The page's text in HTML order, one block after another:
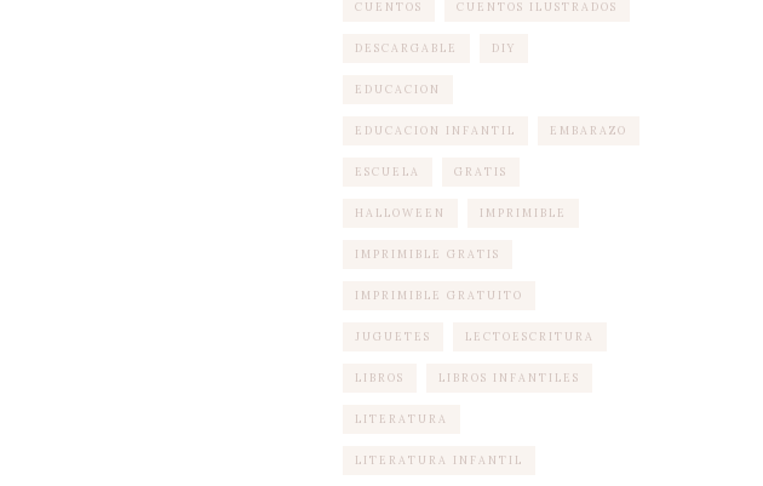
CUENTOS CUENTOS ILUSTRADOS
DESCARGABLE DIY
EDUCACION
EDUCACION INFANTIL EMBARAZO
ESCUELA GRATIS
HALLOWEEN IMPRIMIBLE
IMPRIMIBLE GRATIS
IMPRIMIBLE GRATUITO
JUGUETES LECTOESCRITURA
LIBROS LIBROS INFANTILES
LITERATURA
LITERATURA INFANTIL